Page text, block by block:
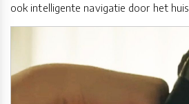
ook intelligente navigatie door het huis.